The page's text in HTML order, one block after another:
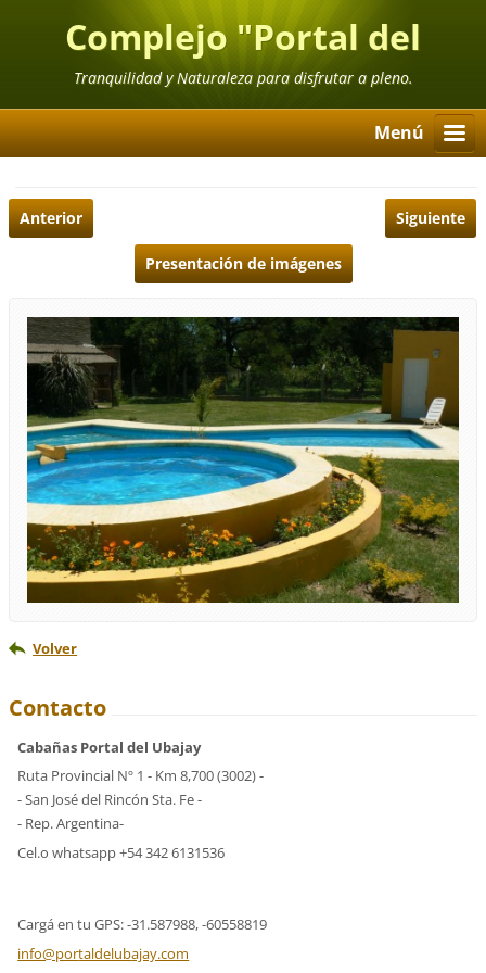
Complejo "Portal del
Ubajay"
Tranquilidad y Naturaleza para disfrutar a pleno.
Menú
Anterior Siguiente
Presentación de imágenes
Volver
Contacto
Cabañas Portal del Ubajay
Ruta Provincial Nº 1 - Km 8,700 (3002) -
- San José del Rincón Sta. Fe -
- Rep. Argentina-
Cel.o whatsapp +54 342 6131536
Cargá en tu GPS: -31.587988, -60558819
info@portaldelubajay.com